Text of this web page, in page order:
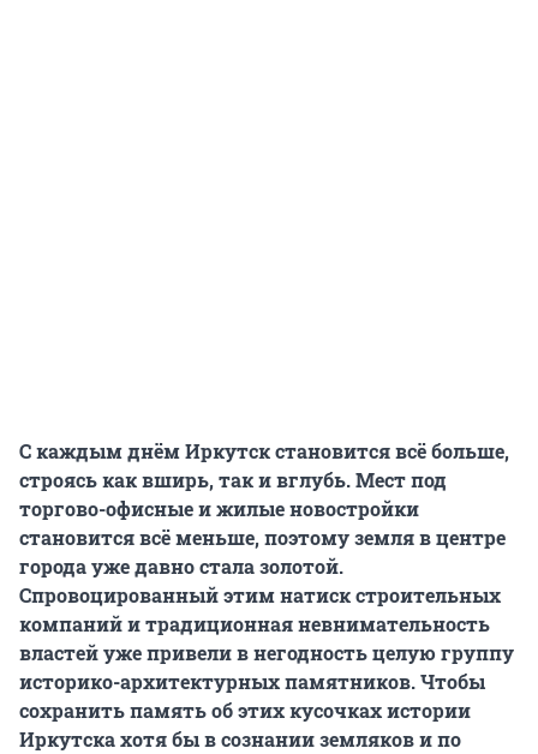
С каждым днём Иркутск становится всё больше,
строясь как вширь, так и вглубь. Мест под
торгово-офисные и жилые новостройки
становится всё меньше, поэтому земля в центре
города уже давно стала золотой.
Спровоцированный этим натиск строительных
компаний и традиционная невнимательность
властей уже привели в негодность целую группу
историко-архитектурных памятников. Чтобы
сохранить память об этих кусочках истории
Иркутска хотя бы в сознании земляков и по